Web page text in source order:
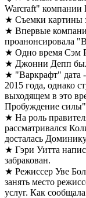
Warcraft" компании
★ Съемки картины
★ Впервые
проанонсировала
★ Одно время Сэм
★ Джонни Депп был
★ "Варкрафт" дата
2015 года, однако
выходящем в это
Пробуждение силы"
★ На роль
рассматривался
досталась
★ Гэри Уитта
забракован.
★ Режиссер Уве
занять место
услуг. Как